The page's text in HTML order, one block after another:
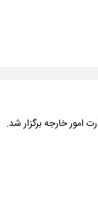
امور خارجه برگزار شد.